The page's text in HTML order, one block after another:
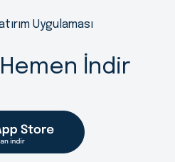
Uygulaması
İndir